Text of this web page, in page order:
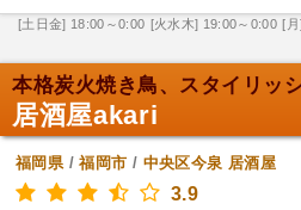
[土日金] 18:00～0:00 [火水木] 19:00～0:00 [
本格炭火焼き鳥、スタイリッシ
居酒屋akari
福岡県/福岡市 / 中央区今泉 居酒屋
3.9